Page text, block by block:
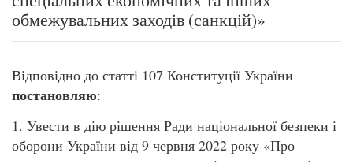
обмежувальних заходів (санкцій)»
Відповідно до статті 107 Конституції України
постановляю:
1. Увести в дію рішення Ради національної безпеки і
оборони України від 9 червня 2022 року «Про